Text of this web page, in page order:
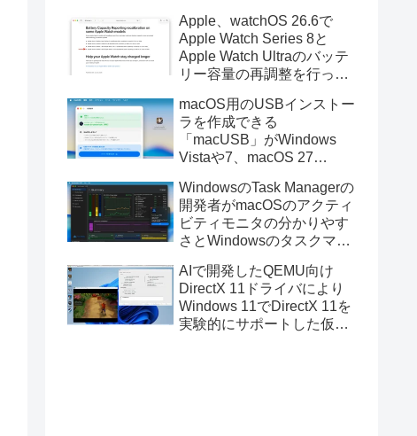
利用しMacBook Neoを復元
する際の安定性が向上。
Apple、watchOS 26.6で
Apple Watch Series 8と
Apple Watch Ultraのバッテ
リー容量の再調整を行った
macOS用のUSBインストー
ラを作成できる
「macUSB」がWindows
Vistaや7、macOS 27
トーラの作成に対応。
WindowsのTask Managerの
開発者がmacOSのアクティ
ビティモニタの分かりやす
さとWindowsのタスクマネ
Mac用システムモニタアプ
リ「Task Manager TMOG」
のBeta版を公開。
AIで開発したQEMU向け
DirectX 11ドライバにより
Windows 11でDirectX 11を
実験的にサポートした仮想